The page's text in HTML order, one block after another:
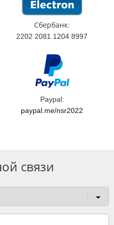
Сбербанк:
2202 2081 1204 8997
Paypal:
paypal.me/nsr2022
связи